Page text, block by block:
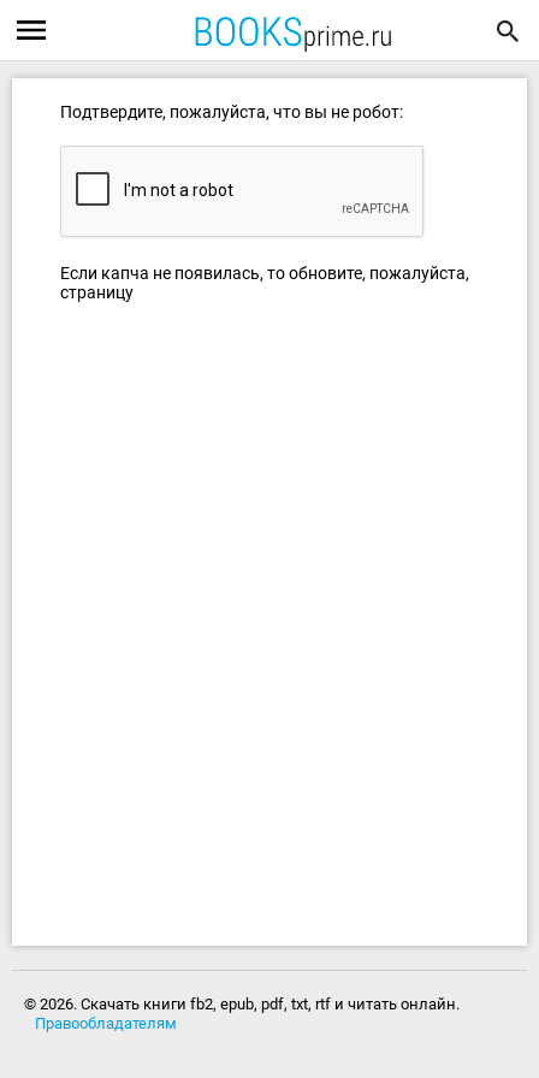
Подтвердите, пожалуйста, что вы не робот:
Если капча не появилась, то обновите, пожалуйста,
страницу
© 2026. Скачать книги fb2, epub, pdf, txt, rtf и читать онлайн.
Правообладателям